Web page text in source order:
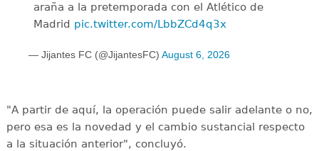
araña a la pretemporada con el Atlético de
Madrid pic.twitter.com/LbbZCd4q3x
— Jijantes FC (@JijantesFC) August 6, 2026
"A partir de aquí, la operación puede salir adelante o no,
pero esa es la novedad y el cambio sustancial respecto
a la situación anterior", concluyó.